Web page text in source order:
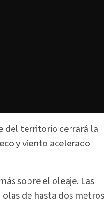
del territorio cerrará la
y viento acelerado
sobre el oleaje. Las
de hasta dos metros